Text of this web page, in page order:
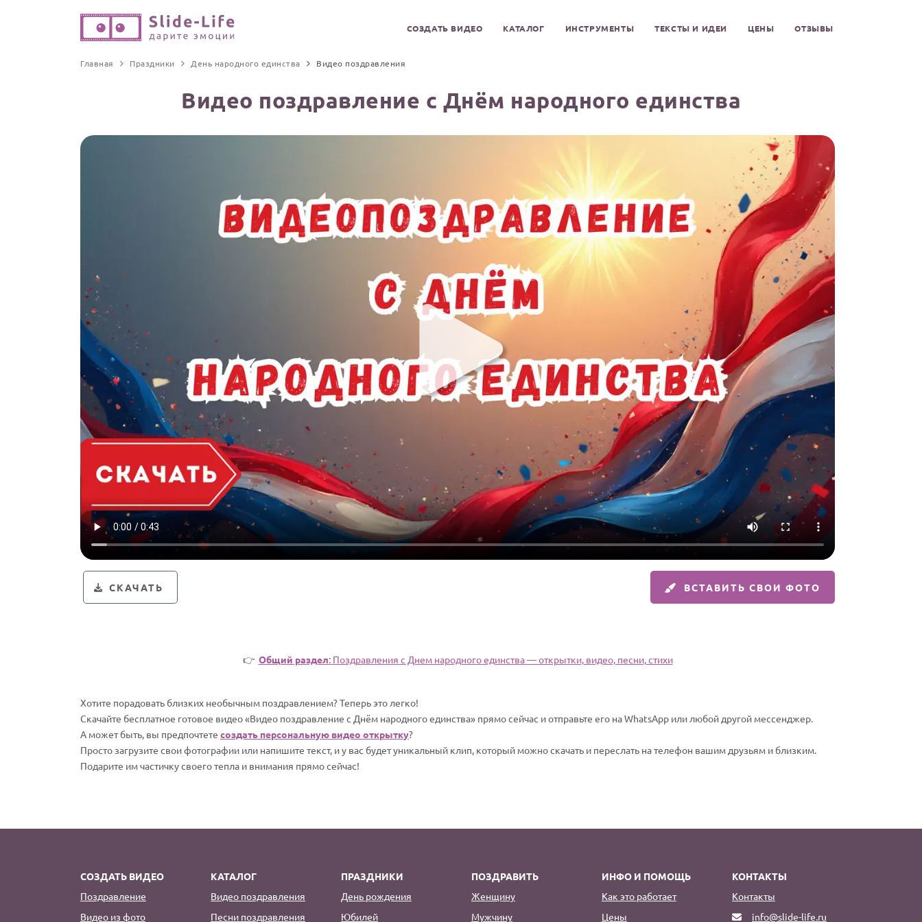
СОЗДАТЬ ВИДЕО КАТАЛОГ ИНСТРУМЕНТЫ ТЕКСТЫ И ИДЕИ ЦЕНЫ ОТЗЫВЫ
Главная Праздники День народного единства Видео поздравления
Видео поздравление с Днём народного единства
СКАЧАТЬ ВСТАВИТЬ СВОИ ФОТО
👉 Общий раздел: Поздравления с Днем народного единства — открытки, видео, песни, стихи
Хотите порадовать близких необычным поздравлением? Теперь это легко!
Скачайте бесплатное готовое видео «Видео поздравление с Днём народного единства» прямо сейчас и отправьте его на WhatsApp или любой другой мессенджер.
А может быть, вы предпочтете создать персональную видео открытку?
Просто загрузите свои фотографии или напишите текст, и у вас будет уникальный клип, который можно скачать и переслать на телефон вашим друзьям и близким.
Подарите им частичку своего тепла и внимания прямо сейчас!
СОЗДАТЬ ВИДЕО
Поздравление
Видео из фото
КАТАЛОГ
Видео поздравления
Песни поздравления
ПРАЗДНИКИ
День рождения
Юбилей
ПОЗДРАВИТЬ
Женщину
Мужчину
ИНФО И ПОМОЩЬ
Как это работает
Цены
КОНТАКТЫ
Контакты
info@slide-life.ru